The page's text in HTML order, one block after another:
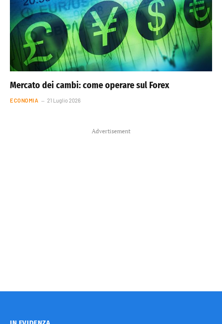
Mercato dei cambi: come operare sul Forex
ECONOMIA 21 Luglio 2026
Advertisement